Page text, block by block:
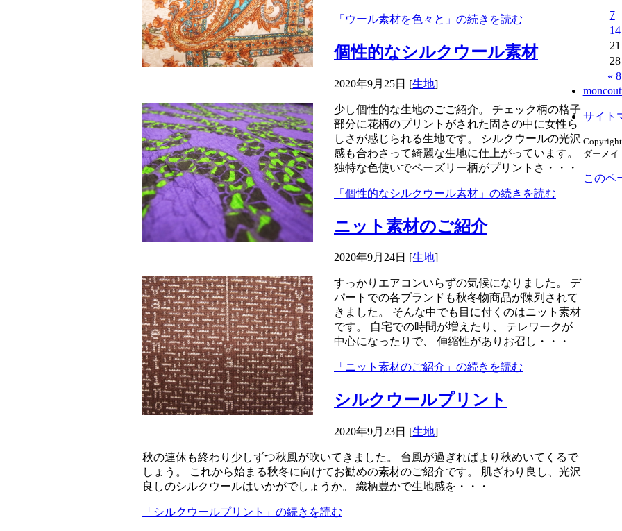
「ウール素材を色々と」の続きを読む
個性的なシルクウール素材
2020年9月25日 [生地]
少し個性的な生地のごご紹介。 チェック柄の格子
部分に花柄のプリントがされた固さの中に女性ら
しさが感じられる生地です。 シルクウールの光沢
感も合わさって綺麗な生地に仕上がっています。
独特な色使いでペーズリー柄がプリントさ・・・
「個性的なシルクウール素材」の続きを読む
ニット素材のご紹介
2020年9月24日 [生地]
すっかりエアコンいらずの気候になりました。 デ
パートでの各ブランドも秋冬物商品が陳列されて
きました。 そんな中でも目に付くのはニット素材
です。 自宅での時間が増えたり、 テレワークが
中心になったりで、 伸縮性がありお召し・・・
「ニット素材のご紹介」の続きを読む
シルクウールプリント
2020年9月23日 [生地]
秋の連休も終わり少しずつ秋風が吹いてきました。 台風が過ぎればより秋めいてくるで
しょう。 これから始まる秋冬に向けてお勧めの素材のご紹介です。 肌ざわり良し、光沢
良しのシルクウールはいかがでしょうか。 織柄豊かで生地感を・・・
「シルクウールプリント」の続きを読む
7
14
21
28
«
サイト
ダーメイ
このペ